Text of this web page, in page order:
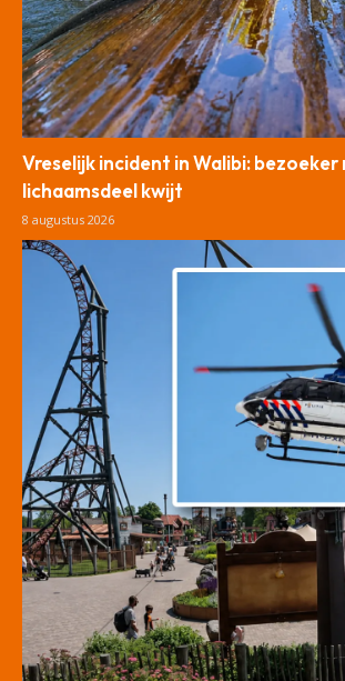
Vreselijk incident in Walibi: bezoeker
lichaamsdeel kwijt
8 augustus 2026